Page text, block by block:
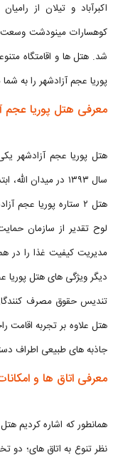
اکبرآباد و تیلان از
شد. هتل ها و اقامتگاه
پوریا عجم آزادشهر را به
معرفی هتل پوریا عجم
هتل پوریا عجم آزادشهر
مدیریت کیفیت غذا را در
تندیس حقوق مصرف
هتل علاوه بر تجربه اقامت
جاذبه های طبیعی اطراف
معرفی اتاق ها و